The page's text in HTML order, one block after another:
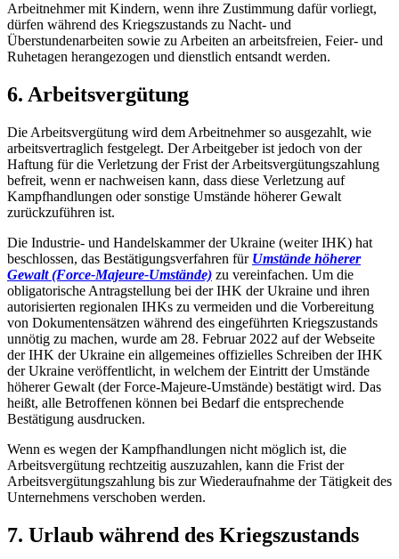
Arbeitnehmer mit Kindern, wenn ihre Zustimmung dafür vorliegt,
dürfen während des Kriegszustands zu Nacht- und
Überstundenarbeiten sowie zu Arbeiten an arbeitsfreien, Feier- und
Ruhetagen herangezogen und dienstlich entsandt werden.
6. Arbeitsvergütung
Die Arbeitsvergütung wird dem Arbeitnehmer so ausgezahlt, wie
arbeitsvertraglich festgelegt. Der Arbeitgeber ist jedoch von der
Haftung für die Verletzung der Frist der Arbeitsvergütungszahlung
befreit, wenn er nachweisen kann, dass diese Verletzung auf
Kampfhandlungen oder sonstige Umstände höherer Gewalt
zurückzuführen ist.
Die Industrie- und Handelskammer der Ukraine (weiter IHK) hat
beschlossen, das Bestätigungsverfahren für Umstände höherer
Gewalt (Force-Majeure-Umstände) zu vereinfachen. Um die
obligatorische Antragstellung bei der IHK der Ukraine und ihren
autorisierten regionalen IHKs zu vermeiden und die Vorbereitung
von Dokumentensätzen während des eingeführten Kriegszustands
unnötig zu machen, wurde am 28. Februar 2022 auf der Webseite
der IHK der Ukraine ein allgemeines offizielles Schreiben der IHK
der Ukraine veröffentlicht, in welchem der Eintritt der Umstände
höherer Gewalt (der Force-Majeure-Umstände) bestätigt wird. Das
heißt, alle Betroffenen können bei Bedarf die entsprechende
Bestätigung ausdrucken.
Wenn es wegen der Kampfhandlungen nicht möglich ist, die
Arbeitsvergütung rechtzeitig auszuzahlen, kann die Frist der
Arbeitsvergütungszahlung bis zur Wiederaufnahme der Tätigkeit des
Unternehmens verschoben werden.
7. Urlaub während des Kriegszustands